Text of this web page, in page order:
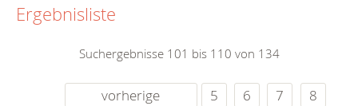
Ergebnisliste
Suchergebnisse 101 bis 110 von 134
vorherige 5 6 7
8